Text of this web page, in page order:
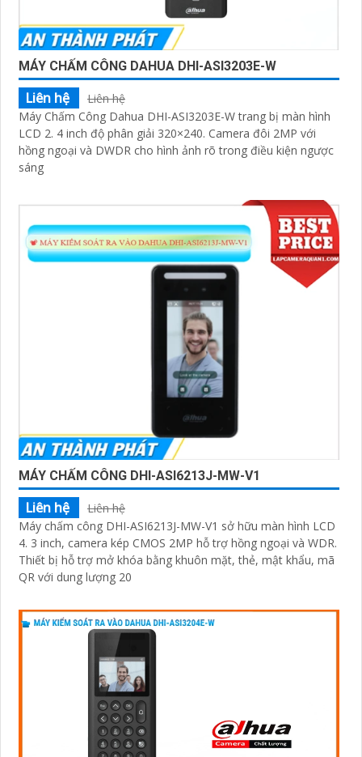
MÁY CHẤM CÔNG DAHUA DHI-ASI3203E-W
Liên hệ
Liên hệ
Máy Chấm Công Dahua DHI-ASI3203E-W trang bị màn hình
LCD 2. 4 inch độ phân giải 320×240. Camera đôi 2MP với
hồng ngoại và DWDR cho hình ảnh rõ trong điều kiện ngược
sáng
MÁY CHẤM CÔNG DHI-ASI6213J-MW-V1
Liên hệ
Liên hệ
Máy chấm công DHI-ASI6213J-MW-V1 sở hữu màn hình LCD
4. 3 inch, camera kép CMOS 2MP hỗ trợ hồng ngoại và WDR.
Thiết bị hỗ trợ mở khóa bằng khuôn mặt, thẻ, mật khẩu, mã
QR với dung lượng 20